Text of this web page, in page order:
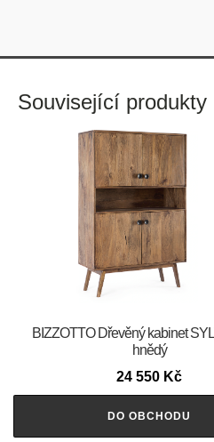
Související produkty
BIZZOTTO Dřevěný kabinet
hnědý
24 550 Kč
DO OBCHODU